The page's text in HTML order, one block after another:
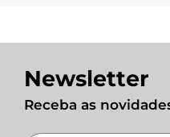
Newsletter
Receba as